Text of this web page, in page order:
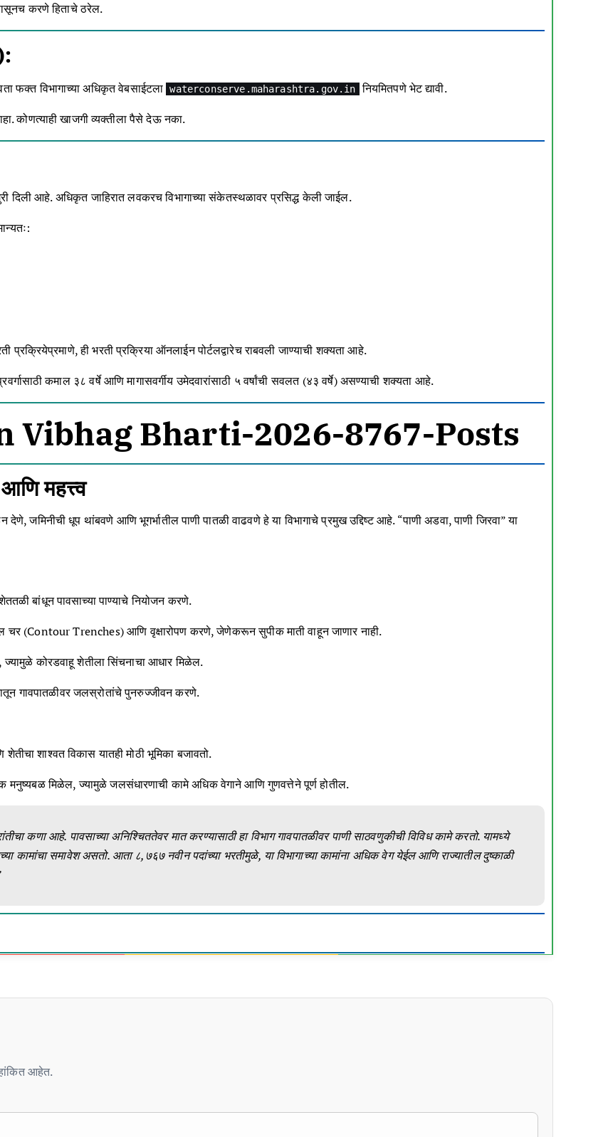
करणे हिताचे ठरेल.
फक्त विभागाच्या अधिकृत वेबसाईटला waterconserve.maharashtra.gov.in नियमितपणे भेट द्यावी.
कोणत्याही खाजगी व्यक्तीला पैसे देऊ नका.
दिली आहे. अधिकृत जाहिरात लवकरच विभागाच्या संकेतस्थळावर प्रसिद्ध केली जाईल.
ही भरती प्रक्रिया ऑनलाईन पोर्टलद्वारेच राबवली जाण्याची शक्यता आहे.
कमाल ३८ वर्षे आणि मागासवर्गीय उमेदवारांसाठी ५ वर्षांची सवलत (४३ वर्षे) असण्याची शक्यता आहे.
Vibhag Bharti-2026-8767-Posts
महत्त्व
जमिनीची धूप थांबवणे आणि भूगर्भातील पाणी पातळी वाढवणे हे या विभागाचे प्रमुख उद्दिष्ट आहे. “पाणी अडवा, पाणी जिरवा” या
बांधून पावसाच्या पाण्याचे नियोजन करणे.
चर (Contour Trenches) आणि वृक्षारोपण करणे, जेणेकरून सुपीक माती वाहून जाणार नाही.
कोरडवाहू शेतीला सिंचनाचा आधार मिळेल.
गावपातळीवर जलस्रोतांचे पुनरुज्जीवन करणे.
शेतीचा शाश्वत विकास यातही मोठी भूमिका बजावतो.
मनुष्यबळ मिळेल, ज्यामुळे जलसंधारणाची कामे अधिक वेगाने आणि गुणवत्तेने पूर्ण होतील.
कणा आहे. पावसाच्या अनिश्चिततेवर मात करण्यासाठी हा विभाग गावपातळीवर पाणी साठवणुकीची विविध कामे करतो. यामध्ये
कामांचा समावेश असतो. आता ८,७६७ नवीन पदांच्या भरतीमुळे, या विभागाच्या कामांना अधिक वेग येईल आणि राज्यातील दुष्काळी
आहेत.